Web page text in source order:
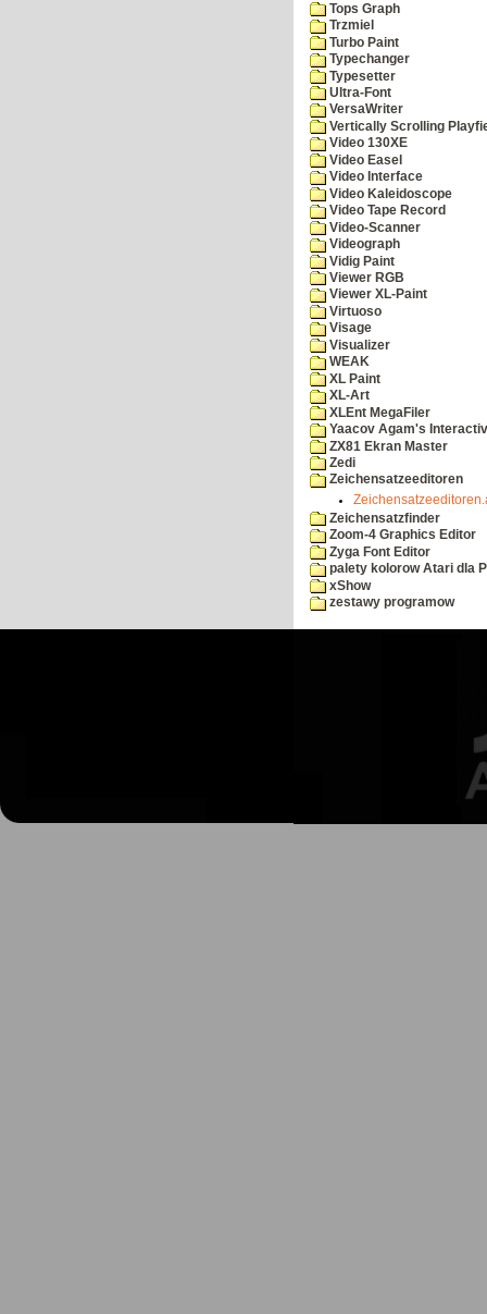
Tops Graph
Trzmiel
Turbo Paint
Typechanger
Typesetter
Ultra-Font
VersaWriter
Vertically Scrolling
Video 130XE
Video Easel
Video Interface
Video Kaleidoscope
Video Tape Record
Video-Scanner
Videograph
Vidig Paint
Viewer RGB
Viewer XL-Paint
Virtuoso
Visage
Visualizer
WEAK
XL Paint
XL-Art
XLEnt MegaFiler
Yaacov Agam's
ZX81 Ekran Master
Zedi
Zeichensatzeeditoren
Zeichensatzfinder
Zoom-4 Graphics Editor
Zyga Font Editor
palety kolorow Atari dla
xShow
zestawy programow